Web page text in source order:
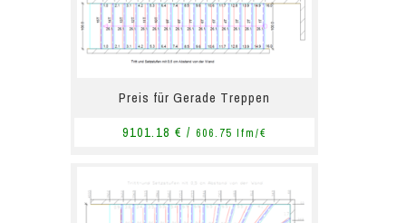
Preis für Gerade Treppen
9101.18 € / 606.75 lfm/€